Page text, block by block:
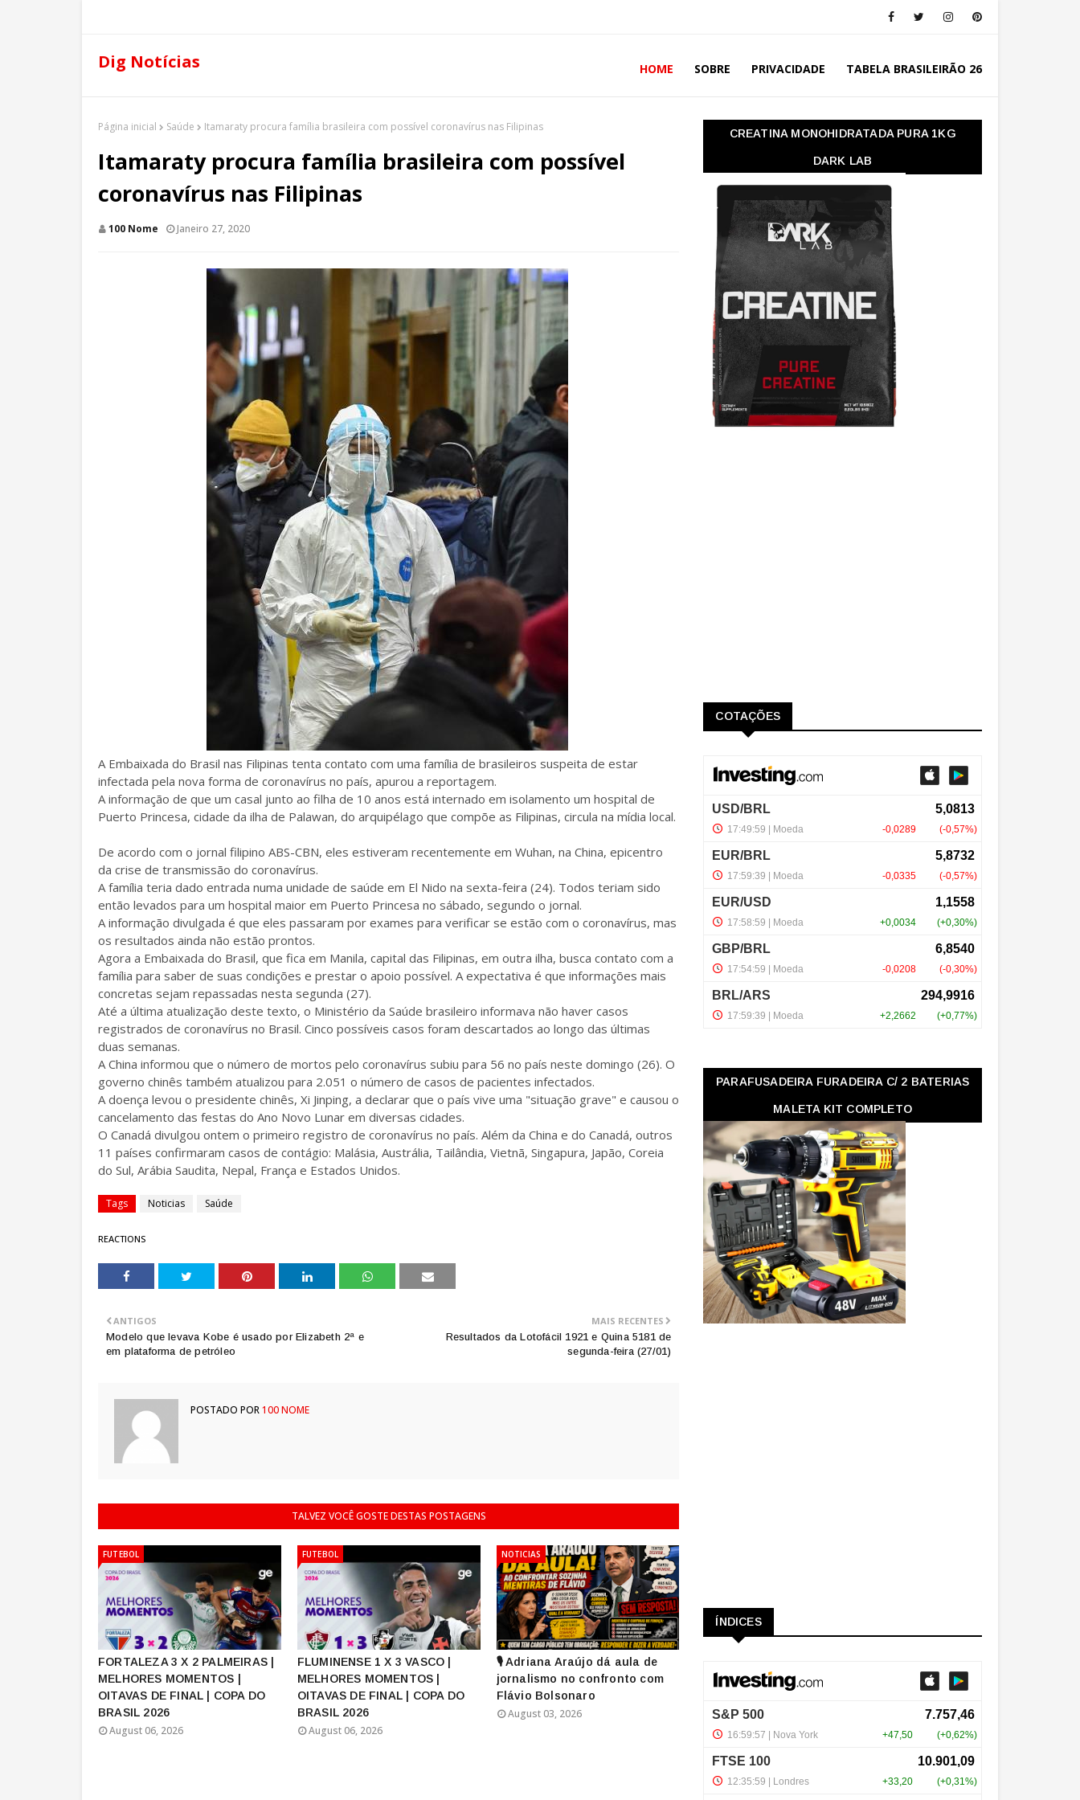
Dig Notícias HOME SOBRE PRIVACIDADE TABELA BRASILEIRÃO 26
Página inicial Saúde Itamaraty procura família brasileira com possível coronavírus nas Filipinas
Itamaraty procura família brasileira com possível
coronavírus nas Filipinas
100 Nome Janeiro 27, 2020
A Embaixada do Brasil nas Filipinas tenta contato com uma família de brasileiros suspeita de estar
infectada pela nova forma de coronavírus no país, apurou a reportagem.
A informação de que um casal junto ao filha de 10 anos está internado em isolamento um hospital de
Puerto Princesa, cidade da ilha de Palawan, do arquipélago que compõe as Filipinas, circula na mídia local.
De acordo com o jornal filipino ABS-CBN, eles estiveram recentemente em Wuhan, na China, epicentro
da crise de transmissão do coronavírus.
A família teria dado entrada numa unidade de saúde em El Nido na sexta-feira (24). Todos teriam sido
então levados para um hospital maior em Puerto Princesa no sábado, segundo o jornal.
A informação divulgada é que eles passaram por exames para verificar se estão com o coronavírus, mas
os resultados ainda não estão prontos.
Agora a Embaixada do Brasil, que fica em Manila, capital das Filipinas, em outra ilha, busca contato com a
família para saber de suas condições e prestar o apoio possível. A expectativa é que informações mais
concretas sejam repassadas nesta segunda (27).
Até a última atualização deste texto, o Ministério da Saúde brasileiro informava não haver casos
registrados de coronavírus no Brasil. Cinco possíveis casos foram descartados ao longo das últimas
duas semanas.
A China informou que o número de mortos pelo coronavírus subiu para 56 no país neste domingo (26). O
governo chinês também atualizou para 2.051 o número de casos de pacientes infectados.
A doença levou o presidente chinês, Xi Jinping, a declarar que o país vive uma "situação grave" e causou o
cancelamento das festas do Ano Novo Lunar em diversas cidades.
O Canadá divulgou ontem o primeiro registro de coronavírus no país. Além da China e do Canadá, outros
11 países confirmaram casos de contágio: Malásia, Austrália, Tailândia, Vietnã, Singapura, Japão, Coreia
do Sul, Arábia Saudita, Nepal, França e Estados Unidos.
Tags Noticias Saúde
REACTIONS
MAIS RECENTES
Resultados da Lotofácil 1921 e Quina 5181 de
segunda-feira (27/01)
ANTIGOS
Modelo que levava Kobe é usado por Elizabeth 2ª e
em plataforma de petróleo
POSTADO POR100 NOME
TALVEZ VOCÊ GOSTE DESTAS POSTAGENS
FUTEBOL
FORTALEZA 3 X 2 PALMEIRAS |
MELHORES MOMENTOS |
OITAVAS DE FINAL | COPA DO
BRASIL 2026
August 06, 2026
FUTEBOL
FLUMINENSE 1 X 3 VASCO |
MELHORES MOMENTOS |
OITAVAS DE FINAL | COPA DO
BRASIL 2026
August 06, 2026
NOTICIAS
🎙️ Adriana Araújo dá aula de
jornalismo no confronto com
Flávio Bolsonaro
August 03, 2026
CREATINA MONOHIDRATADA PURA 1KG
DARK LAB
COTAÇÕES
PARAFUSADEIRA FURADEIRA C/ 2 BATERIAS
MALETA KIT COMPLETO
ÍNDICES